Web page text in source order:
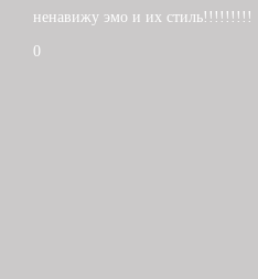
ненавижу эмо и их стиль!!!!!!!!!
0